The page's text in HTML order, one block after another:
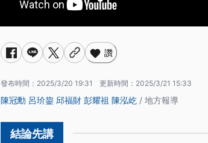
讚
發布時間： 2025/3/20 19:31 更新時間： 2025/3/21 15:33
陳冠勳 呂玠鋆 邱福財 彭耀祖 陳泓屹 / 地方報導